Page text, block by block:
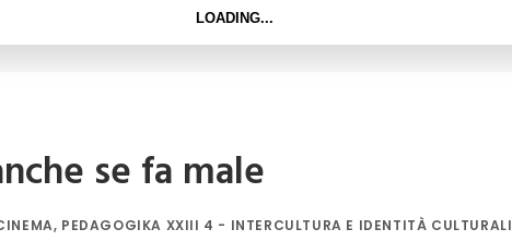
se fa male
, PEDAGOGIKA XXIII 4 - INTERCULTURA E IDENTITÀ CULTURALI